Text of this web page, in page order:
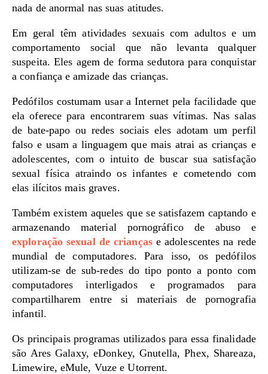
nada de anormal nas suas atitudes.
Em geral têm atividades sexuais com adultos e um
comportamento social que não levanta qualquer
suspeita. Eles agem de forma sedutora para conquistar
a confiança e amizade das crianças.
Pedófilos costumam usar a Internet pela facilidade que
ela oferece para encontrarem suas vítimas. Nas salas
de bate-papo ou redes sociais eles adotam um perfil
falso e usam a linguagem que mais atrai as crianças e
adolescentes, com o intuito de buscar sua satisfação
sexual física atraindo os infantes e cometendo com
elas ilícitos mais graves.
Também existem aqueles que se satisfazem captando e
armazenando material pornográfico de abuso e
exploração sexual de criançase adolescentes na rede
mundial de computadores. Para isso, os pedófilos
utilizam-se de sub-redes do tipo ponto a ponto com
computadores interligados e programados para
compartilharem entre si materiais de pornografia
infantil.
Os principais programas utilizados para essa finalidade
são Ares Galaxy, eDonkey, Gnutella, Phex, Shareaza,
Limewire, eMule, Vuze e Utorrent.